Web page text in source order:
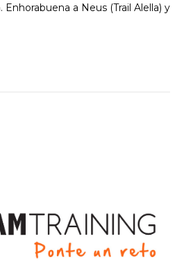
a Neus (Trail Alella) y